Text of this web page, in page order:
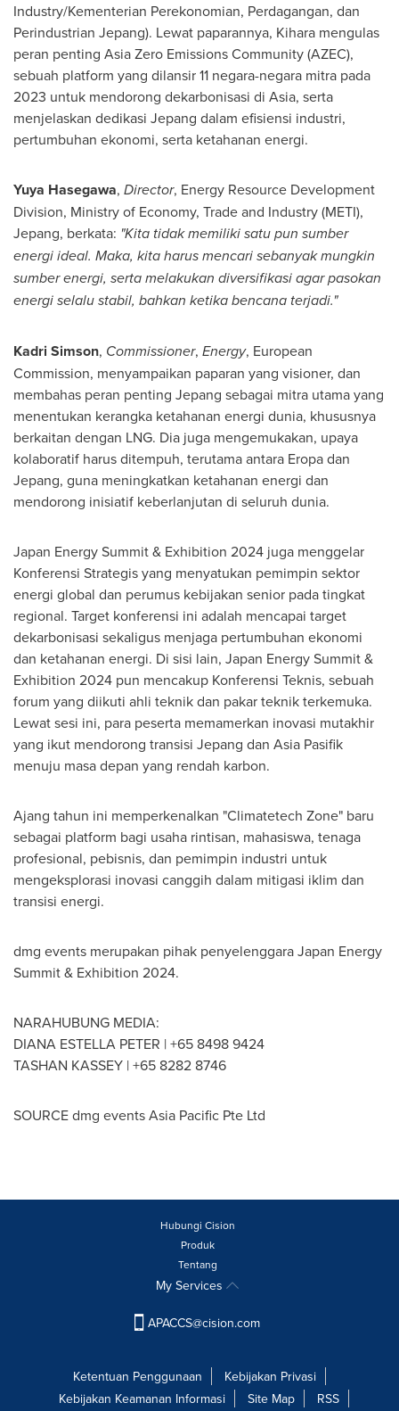
Industry/Kementerian Perekonomian, Perdagangan, dan
Perindustrian Jepang). Lewat paparannya, Kihara mengulas
peran penting Asia Zero Emissions Community (AZEC),
sebuah platform yang dilansir 11 negara-negara mitra pada
2023 untuk mendorong dekarbonisasi di Asia, serta
menjelaskan dedikasi Jepang dalam efisiensi industri,
pertumbuhan ekonomi, serta ketahanan energi.
Yuya Hasegawa, Director, Energy Resource Development
Division, Ministry of Economy, Trade and Industry (METI),
Jepang, berkata: "Kita tidak memiliki satu pun sumber
energi ideal. Maka, kita harus mencari sebanyak mungkin
sumber energi, serta melakukan diversifikasi agar pasokan
energi selalu stabil, bahkan ketika bencana terjadi."
Kadri Simson, Commissioner, Energy, European
Commission, menyampaikan paparan yang visioner, dan
membahas peran penting Jepang sebagai mitra utama yang
menentukan kerangka ketahanan energi dunia, khususnya
berkaitan dengan LNG. Dia juga mengemukakan, upaya
kolaboratif harus ditempuh, terutama antara Eropa dan
Jepang, guna meningkatkan ketahanan energi dan
mendorong inisiatif keberlanjutan di seluruh dunia.
Japan Energy Summit & Exhibition 2024 juga menggelar
Konferensi Strategis yang menyatukan pemimpin sektor
energi global dan perumus kebijakan senior pada tingkat
regional. Target konferensi ini adalah mencapai target
dekarbonisasi sekaligus menjaga pertumbuhan ekonomi
dan ketahanan energi. Di sisi lain, Japan Energy Summit &
Exhibition 2024 pun mencakup Konferensi Teknis, sebuah
forum yang diikuti ahli teknik dan pakar teknik terkemuka.
Lewat sesi ini, para peserta memamerkan inovasi mutakhir
yang ikut mendorong transisi Jepang dan Asia Pasifik
menuju masa depan yang rendah karbon.
Ajang tahun ini memperkenalkan "Climatetech Zone" baru
sebagai platform bagi usaha rintisan, mahasiswa, tenaga
profesional, pebisnis, dan pemimpin industri untuk
mengeksplorasi inovasi canggih dalam mitigasi iklim dan
transisi energi.
dmg events merupakan pihak penyelenggara Japan Energy
Summit & Exhibition 2024.
NARAHUBUNG MEDIA:
DIANA ESTELLA PETER | +65 8498 9424
TASHAN KASSEY | +65 8282 8746
SOURCE dmg events Asia Pacific Pte Ltd
Hubungi Cision
Produk
Tentang
My Services
APACCS@cision.com
Ketentuan Penggunaan
Kebijakan Privasi
Kebijakan Keamanan Informasi
Site Map RSS